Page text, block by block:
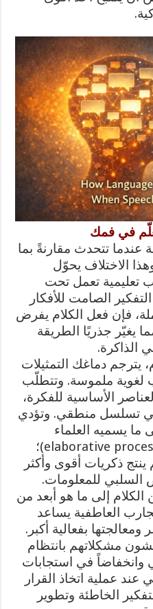
في فمك
عندما تتحدث مقارنةً بما
الاختلاف يحوّل
تعليمية تعمل تحت
الصامت للأفكار
فإن فعل الكلام يفرض
يغيّر جذريًا الطريقة
الذاكرة.
يترجم دماغك التمثيلات
لغوية ملموسة. وتتطلّب
الأساسية للفكرة،
في تسلسل منطقي. وتؤدي
ما يسميه العلماء
“المعالجة التفصيلية” (elaborative processing)؛
ذكريات أقوى وأكثر
السلبي للمعلومات.
الكلام إلى ما هو أبعد من
العاطفية يساعد
بفعالية أكبر.
مشكلاتهم بانتظام
وانخفاضاً في استجابات
عند عملية اتخاذ القرار
الخاطئة وتطوير